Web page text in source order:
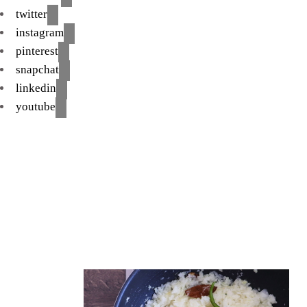
twitter
instagram
pinterest
snapchat
linkedin
youtube